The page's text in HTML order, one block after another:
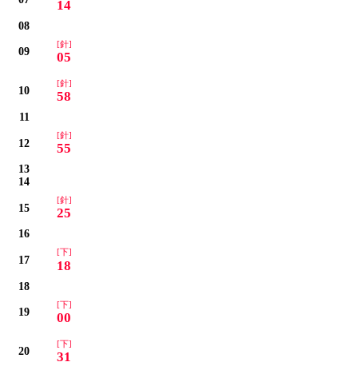
14
08
09
[針]
05
10
[針]
58
11
12
[針]
55
13
14
15
[針]
25
16
17
[下]
18
18
19
[下]
00
20
[下]
31